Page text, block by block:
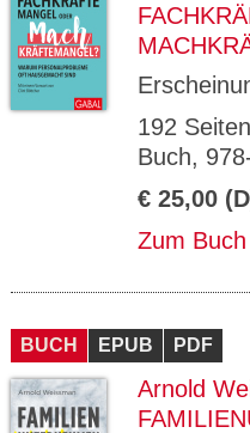
192
Buch,
€ 25,00
Zum Buch
BUCH EPUB PDF
Arnold